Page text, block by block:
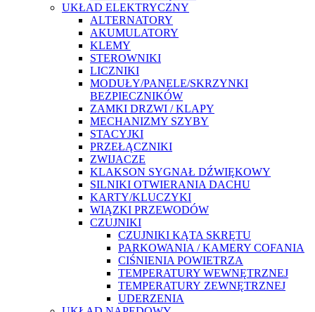
UKŁAD ELEKTRYCZNY
ALTERNATORY
AKUMULATORY
KLEMY
STEROWNIKI
LICZNIKI
MODUŁY/PANELE/SKRZYNKI
BEZPIECZNIKÓW
ZAMKI DRZWI / KLAPY
MECHANIZMY SZYBY
STACYJKI
PRZEŁĄCZNIKI
ZWIJACZE
KLAKSON SYGNAŁ DŹWIĘKOWY
SILNIKI OTWIERANIA DACHU
KARTY/KLUCZYKI
WIĄZKI PRZEWODÓW
CZUJNIKI
CZUJNIKI KĄTA SKRĘTU
PARKOWANIA / KAMERY COFANIA
CIŚNIENIA POWIETRZA
TEMPERATURY WEWNĘTRZNEJ
TEMPERATURY ZEWNĘTRZNEJ
UDERZENIA